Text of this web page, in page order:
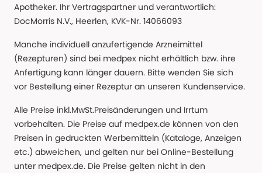
Apotheker. Ihr Vertragspartner und verantwortlich:
DocMorris N.V., Heerlen, KVK-Nr. 14066093
Manche individuell anzufertigende Arzneimittel
(Rezepturen) sind bei medpex nicht erhältlich bzw. ihre
Anfertigung kann länger dauern. Bitte wenden Sie sich
vor Bestellung einer Rezeptur an unseren Kundenservice.
Alle Preise inkl.MwSt.Preisänderungen und Irrtum
vorbehalten. Die Preise auf medpex.de können von den
Preisen in gedruckten Werbemitteln (Kataloge, Anzeigen
etc.) abweichen, und gelten nur bei Online-Bestellung
unter medpex.de. Die Preise gelten nicht in den